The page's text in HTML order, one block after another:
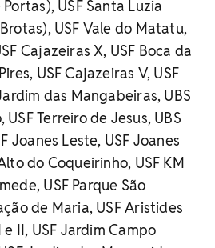
USF Santa Luzia
USF Vale do Matatu,
Cajazeiras X, USF Boca da
USF Cajazeiras V, USF
das Mangabeiras, UBS
Terreiro de Jesus, UBS
Joanes Leste, USF Joanes
do Coqueirinho, USF KM
USF Parque São
de Maria, USF Aristides
e II, USF Jardim Campo